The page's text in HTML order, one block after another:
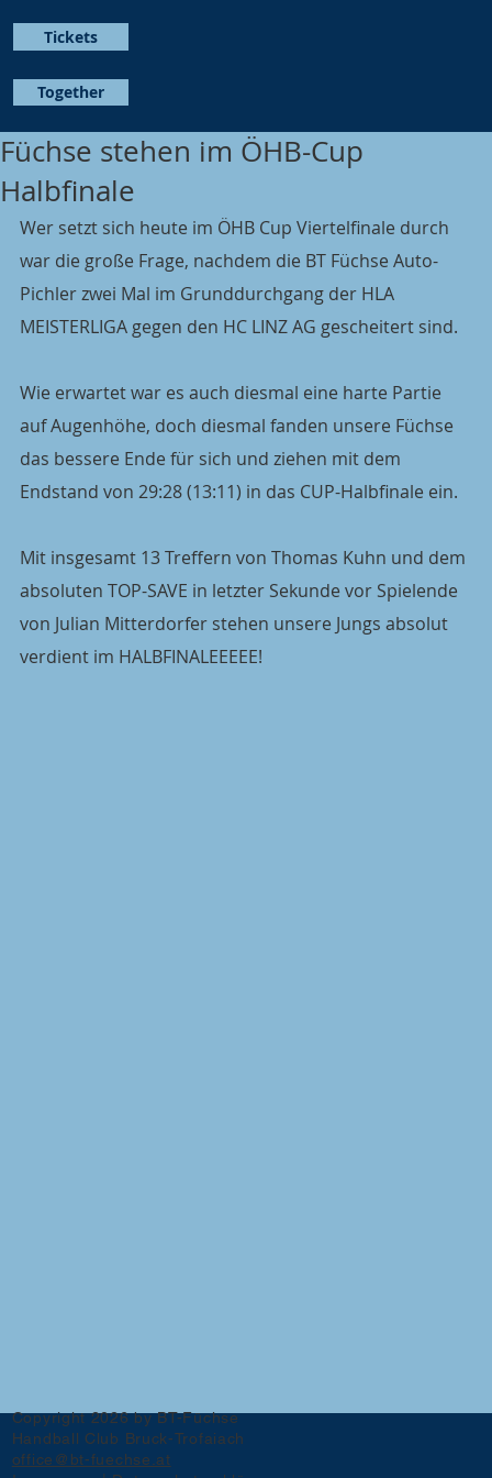
Together
Tickets
Füchse stehen im ÖHB-Cup
Halbfinale
Wer setzt sich heute im ÖHB Cup Viertelfinale durch
war die große Frage, nachdem die BT Füchse Auto-
Pichler zwei Mal im Grunddurchgang der HLA
MEISTERLIGA gegen den HC LINZ AG gescheitert sind.
Wie erwartet war es auch diesmal eine harte Partie
auf Augenhöhe, doch diesmal fanden unsere Füchse
das bessere Ende für sich und ziehen mit dem
Endstand von 29:28 (13:11) in das CUP-Halbfinale ein.
Mit insgesamt 13 Treffern von Thomas Kuhn und dem
absoluten TOP-SAVE in letzter Sekunde vor Spielende
von Julian Mitterdorfer stehen unsere Jungs absolut
verdient im HALBFINALEEEEE!
Copyright 2026 by BT-Füchse
Handball Club Bruck-Trofaiach
office@bt-fuechse.at